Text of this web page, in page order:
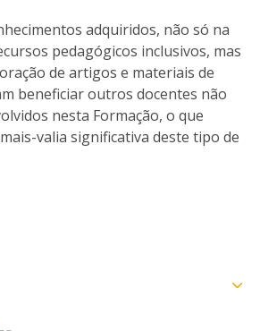
adquiridos, não só na
pedagógicos inclusivos, mas
de artigos e materiais de
beneficiar outros docentes não
nesta Formação, o que
valia significativa deste tipo de